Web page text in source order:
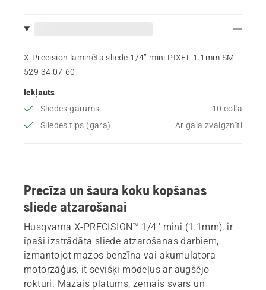
X-Precision laminēta sliede 1/4” mini PIXEL 1.1mm SM -
529 34 07‑60
Iekļauts
Sliedes garums
10 colla
Sliedes tips (gara)
Ar gala zvaigznīti
Precīza un šaura koku kopšanas
sliede atzarošanai
Husqvarna X-PRECISION™ 1/4'' mini (1.1mm), ir
īpaši izstrādāta sliede atzarošanas darbiem,
izmantojot mazos benzīna vai akumulatora
motorzāģus, it sevišķi modeļus ar augšējo
rokturi. Mazais platums, zemais svars un